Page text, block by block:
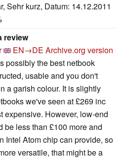
Sehr kurz, Datum: 14.12.2011
review
EN→DE Archive.org version
possibly the best netbook
usable and you don't
a garish colour. It is slightly
we've seen at £269 inc
expensive. However, low-end
be less than £100 more and
Intel Atom chip can provide, so
versatile, that might be a